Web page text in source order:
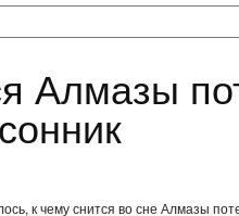
к чему снится во сне Алмазы